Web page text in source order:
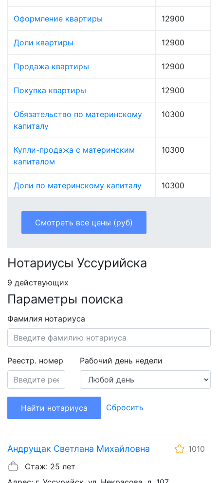
Оформление квартиры 12900
Доли квартиры 12900
Продажа квартиры 12900
Покупка квартиры 12900
Обязательство по материнскому
капиталу
10300
Купли-продажа с материнским
капиталом
10300
Доли по материнскому капиталу 10300
Смотреть все цены (руб)
Нотариусы Уссурийска
9 действующих
Параметры поиска
Фамилия нотариуса
Реестр. номер Рабочий день недели
Найти нотариуса Сбросить
Андрущак Светлана Михайловна
1010
Стаж: 25 лет